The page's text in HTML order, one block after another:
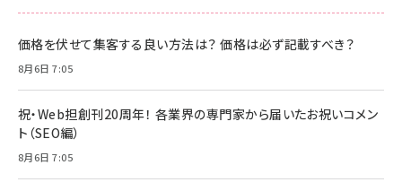
価格を伏せて集客する良い方法は？ 価格は必ず記載すべき？
8月6日 7:05
祝・Web担創刊20周年！ 各業界の専門家から届いたお祝いコメン
ト（SEO編）
8月6日 7:05